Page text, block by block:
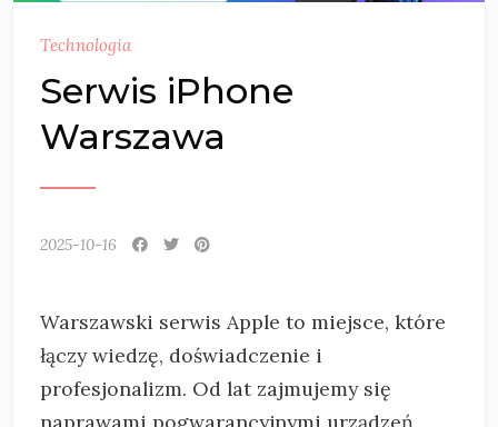
Technologia
Serwis iPhone
Warszawa
2025-10-16
Warszawski serwis Apple to miejsce, które
łączy wiedzę, doświadczenie i
profesjonalizm. Od lat zajmujemy się